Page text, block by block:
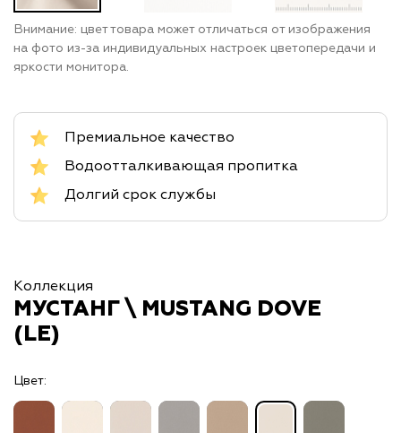
Внимание: цвет товара может отличаться от изображения
на фото из-за индивидуальных настроек цветопередачи и
яркости монитора.
Премиальное качество
Водоотталкивающая пропитка
Долгий срок службы
Коллекция
МУСТАНГ \ MUSTANG DOVE
(LE)
Цвет: